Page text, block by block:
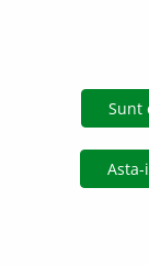
Copyright ©
datelor de pe acest
nostru prealabil